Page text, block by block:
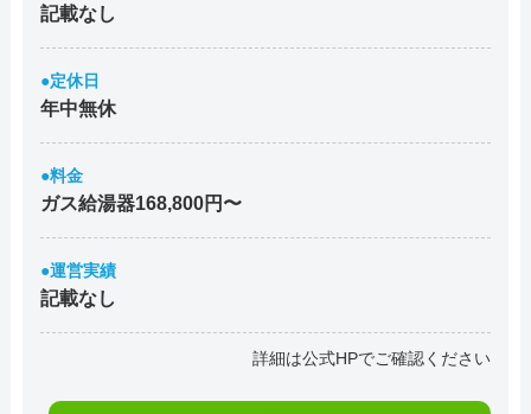
記載なし
●定休日
年中無休
●料金
ガス給湯器168,800円〜
●運営実績
記載なし
詳細は公式HPでご確認ください